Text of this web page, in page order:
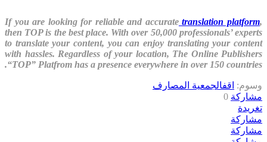
If you are looking for reliable and accuratetranslation platform,
then TOP is the best place. With over 50,000 professionals’ experts
to translate your content, you can enjoy translating your content
with hassles. Regardless of your location, The Online Publishers
“TOP” Platfrom has a presence everywhere in over 150 countries.
وسوم: اقفالجمعية المصارف
مشاركة 0
تغريدة
مشاركة
مشاركة